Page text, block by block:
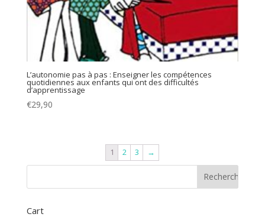
L’autonomie pas à pas : Enseigner les compétences
quotidiennes aux enfants qui ont des difficultés
d’apprentissage
€29,90
1 2 3 →
Cart